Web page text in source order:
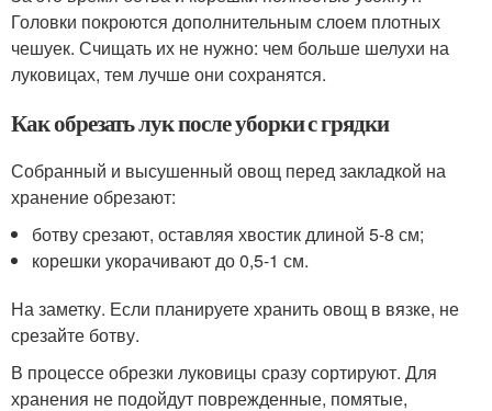
Головки покроются дополнительным слоем плотных
чешуек. Счищать их не нужно: чем больше шелухи на
луковицах, тем лучше они сохранятся.
Как обрезать лук после уборки с грядки
Собранный и высушенный овощ перед закладкой на
хранение обрезают:
ботву срезают, оставляя хвостик длиной 5-8 см;
корешки укорачивают до 0,5-1 см.
На заметку. Если планируете хранить овощ в вязке, не
срезайте ботву.
В процессе обрезки луковицы сразу сортируют. Для
хранения не подойдут поврежденные, помятые,